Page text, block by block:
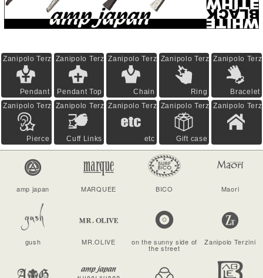
Zanipolo Terzini
Pendant
Zanipolo Terzini
Pendant Top
Zanipolo Terzini
Chain
Zanipolo Terzini
Ring
Zanipolo
Bracelet
Zanipolo Terzini
Pierce
Zanipolo Terzini
Cuff Links
Zanipolo Terzini
etc
Zanipolo Terzini
Gift case
Zanipolo
amp japan MARQUEE BICO Maori
gush MR.OLIVE on the sunny side of
the street
Zanipolo Terzini